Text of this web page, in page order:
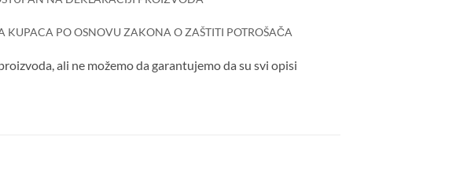
KUPACA PO OSNOVU ZAKONA O ZAŠTITI POTROŠAČA
ali ne možemo da garantujemo da su svi opisi